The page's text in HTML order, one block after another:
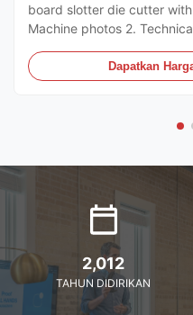
board slotter die cutter
Machine photos 2.
COLOR 4 COLOR
TO WALL BOARD SIZE
MACHINE DESIGN SPEED
Dapatkan
2,012
TAHUN DIDIRIKAN